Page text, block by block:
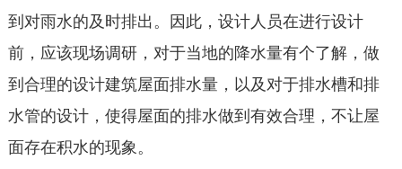
到对雨水的及时排出。因此，设计人员在进行设计
前，应该现场调研，对于当地的降水量有个了解，做
到合理的设计建筑屋面排水量，以及对于排水槽和排
水管的设计，使得屋面的排水做到有效合理，不让屋
面存在积水的现象。